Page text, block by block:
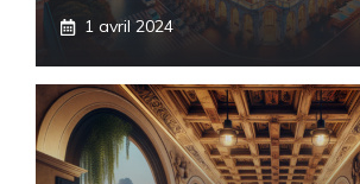
1 avril 2024